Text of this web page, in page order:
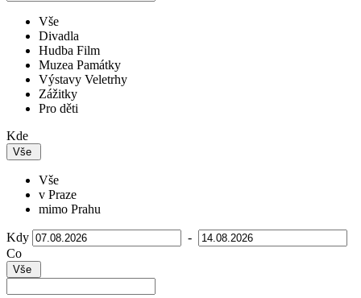
Vše
Divadla
Hudba Film
Muzea Památky
Výstavy Veletrhy
Zážitky
Pro děti
Kde
Vše
Vše
v Praze
mimo Prahu
Kdy
-
Co
Vše